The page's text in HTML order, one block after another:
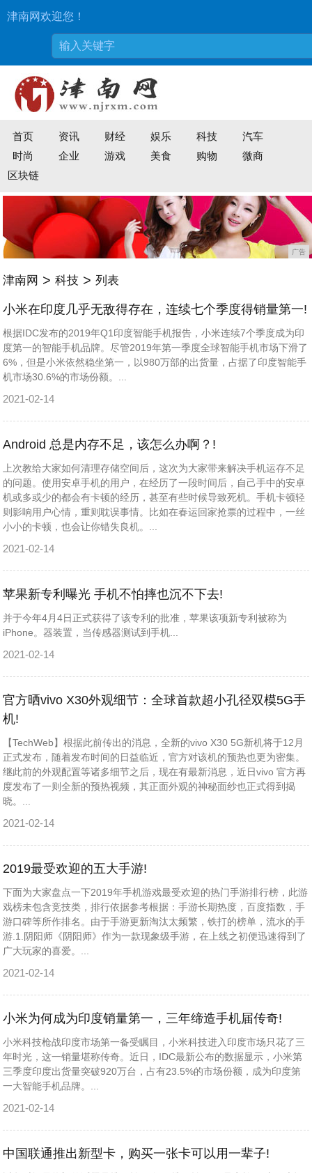
津南网欢迎您！
首页 资讯 财经 娱乐 科技
汽车
时尚
企业 游戏 美食 购物
微商
区块链
广告
津南网 > 科技 > 列表
小米在印度几乎无敌得存在，连续七个季度得销量第一!
根据IDC发布的2019年Q1印度智能手机报告，小米连续7个季度成为印
度第一的智能手机品牌。尽管2019年第一季度全球智能手机市场下滑了
6%，但是小米依然稳坐第一，以980万部的出货量，占据了印度智能手
机市场30.6%的市场份额。...
2021-02-14
Android 总是内存不足，该怎么办啊？!
上次教给大家如何清理存储空间后，这次为大家带来解决手机运存不足
的问题。使用安卓手机的用户，在经历了一段时间后，自己手中的安卓
机或多或少的都会有卡顿的经历，甚至有些时候导致死机。手机卡顿轻
则影响用户心情，重则耽误事情。比如在春运回家抢票的过程中，一丝
小小的卡顿，也会让你错失良机。...
2021-02-14
苹果新专利曝光 手机不怕摔也沉不下去!
并于今年4月4日正式获得了该专利的批准，苹果该项新专利被称为
iPhone。器装置，当传感器测试到手机...
2021-02-14
官方晒vivo X30外观细节：全球首款超小孔径双模5G手
机!
【TechWeb】根据此前传出的消息，全新的vivo X30 5G新机将于12月
正式发布，随着发布时间的日益临近，官方对该机的预热也更为密集。
继此前的外观配置等诸多细节之后，现在有最新消息，近日vivo 官方再
度发布了一则全新的预热视频，其正面外观的神秘面纱也正式得到揭
晓。...
2021-02-14
2019最受欢迎的五大手游!
下面为大家盘点一下2019年手机游戏最受欢迎的热门手游排行榜，此游
戏榜未包含竞技类，排行依据参考根据：手游长期热度，百度指数，手
游口碑等所作排名。由于手游更新淘汰太频繁，铁打的榜单，流水的手
游.1.阴阳师《阴阳师》作为一款现象级手游，在上线之初便迅速得到了
广大玩家的喜爱。...
2021-02-14
小米为何成为印度销量第一，三年缔造手机届传奇!
小米科技枪战印度市场第一备受瞩目，小米科技进入印度市场只花了三
年时光，这一销量堪称传奇。近日，IDC最新公布的数据显示，小米第
三季度印度出货量突破920万台，占有23.5%的市场份额，成为印度第
一大智能手机品牌。...
2021-02-14
中国联通推出新型卡，购买一张卡可以用一辈子!